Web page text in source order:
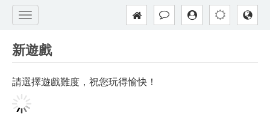
新遊戲
請選擇遊戲難度，祝您玩得愉快！